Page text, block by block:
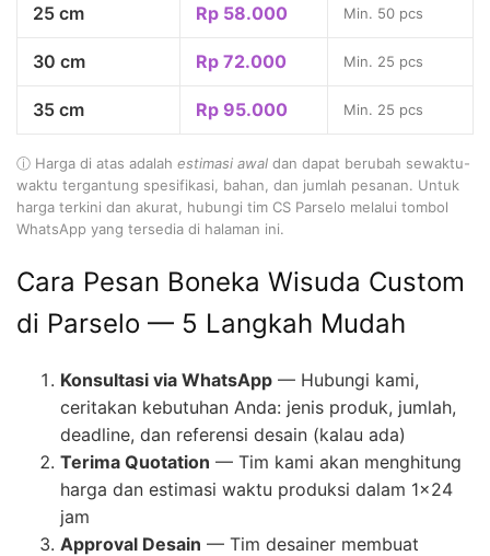
25 cm Rp 58.000 Min. 50 pcs
30 cm Rp 72.000 Min. 25 pcs
35 cm Rp 95.000 Min. 25 pcs
ⓘ Harga di atas adalah estimasi awal dan dapat berubah sewaktu-
waktu tergantung spesifikasi, bahan, dan jumlah pesanan. Untuk
harga terkini dan akurat, hubungi tim CS Parselo melalui tombol
WhatsApp yang tersedia di halaman ini.
Cara Pesan Boneka Wisuda Custom
di Parselo — 5 Langkah Mudah
Konsultasi via WhatsApp — Hubungi kami,
ceritakan kebutuhan Anda: jenis produk, jumlah,
deadline, dan referensi desain (kalau ada)
Terima Quotation — Tim kami akan menghitung
harga dan estimasi waktu produksi dalam 1×24
jam
Approval Desain — Tim desainer membuat